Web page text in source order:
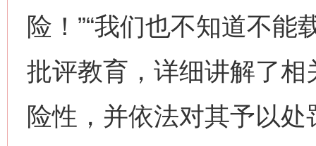
险！”“我们也不知道不能
批评教育，详细讲解了
险性，并依法对其予以